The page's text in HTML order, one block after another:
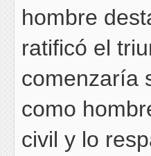
hombre
ratificó el
comenzaría
como
civil y lo